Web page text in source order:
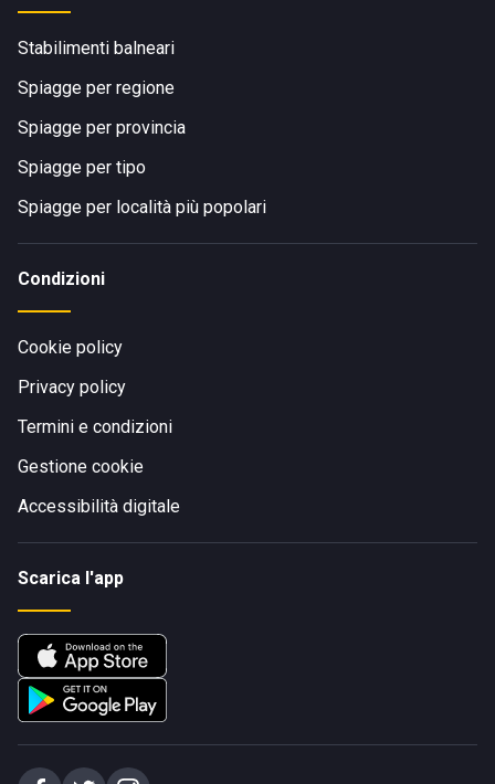
Stabilimenti balneari
Spiagge per regione
Spiagge per provincia
Spiagge per tipo
Spiagge per località più popolari
Condizioni
Cookie policy
Privacy policy
Termini e condizioni
Gestione cookie
Accessibilità digitale
Scarica l'app